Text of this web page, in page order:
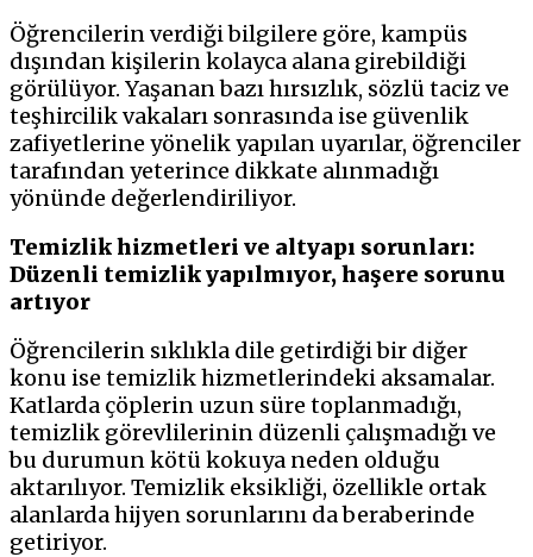
Öğrencilerin verdiği bilgilere göre, kampüs
dışından kişilerin kolayca alana girebildiği
görülüyor. Yaşanan bazı hırsızlık, sözlü taciz ve
teşhircilik vakaları sonrasında ise güvenlik
zafiyetlerine yönelik yapılan uyarılar, öğrenciler
tarafından yeterince dikkate alınmadığı
yönünde değerlendiriliyor.
Temizlik hizmetleri ve altyapı sorunları:
Düzenli temizlik yapılmıyor, haşere sorunu
artıyor
Öğrencilerin sıklıkla dile getirdiği bir diğer
konu ise temizlik hizmetlerindeki aksamalar.
Katlarda çöplerin uzun süre toplanmadığı,
temizlik görevlilerinin düzenli çalışmadığı ve
bu durumun kötü kokuya neden olduğu
aktarılıyor. Temizlik eksikliği, özellikle ortak
alanlarda hijyen sorunlarını da beraberinde
getiriyor.